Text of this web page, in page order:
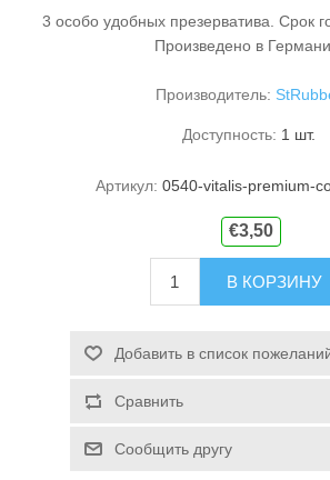
3 особо удобных презерватива. Срок
Произведено в
Производитель:
Доступность: 1 шт.
Артикул: 0540-vitalis-premium-
€3,50
В КОРЗИНУ
Добавить в список
Сравнить
Сообщить другу